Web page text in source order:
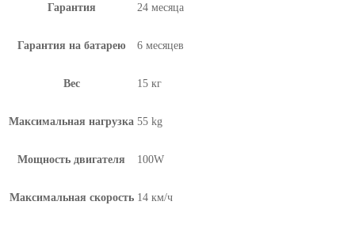
Гарантия 24 месяца
Гарантия на батарею 6 месяцев
Вес 15 кг
Максимальная нагрузка 55 kg
Мощность двигателя 100W
Максимальная скорость 14 км/ч